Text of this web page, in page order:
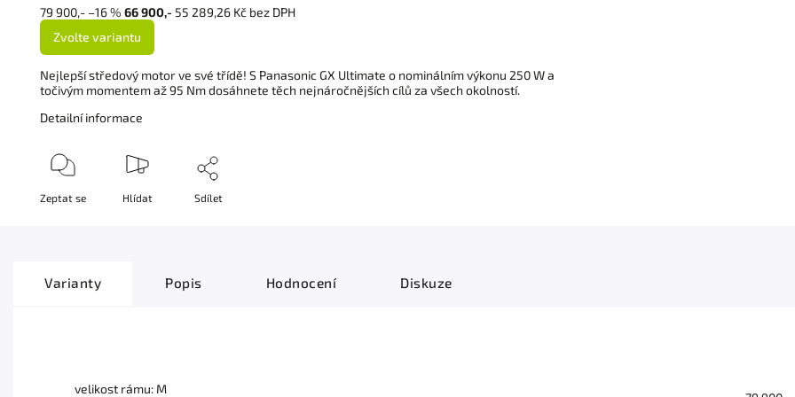
79 900,- –16 %66 900,- 55 289,26 Kč bez DPH
Zvolte variantu
Nejlepší středový motor ve své třídě! S Panasonic GX Ultimate o nominálním výkonu 250 W a
točivým momentem až 95 Nm dosáhnete těch nejnáročnějších cílů za všech okolností.
Detailní informace
Zeptat se Hlídat Sdílet
Varianty Popis Hodnocení Diskuze
velikost rámu: M